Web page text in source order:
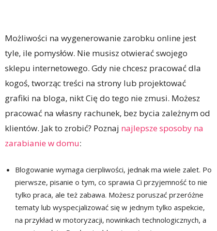
Możliwości na wygenerowanie zarobku online jest
tyle, ile pomysłów. Nie musisz otwierać swojego
sklepu internetowego. Gdy nie chcesz pracować dla
kogoś, tworząc treści na strony lub projektować
grafiki na bloga, nikt Cię do tego nie zmusi. Możesz
pracować na własny rachunek, bez bycia zależnym od
klientów. Jak to zrobić? Poznaj najlepsze sposoby na
zarabianie w domu:
Blogowanie wymaga cierpliwości, jednak ma wiele zalet. Po
pierwsze, pisanie o tym, co sprawia Ci przyjemność to nie
tylko praca, ale też zabawa. Możesz poruszać przeróżne
tematy lub wyspecjalizować się w jednym tylko aspekcie,
na przykład w motoryzacji, nowinkach technologicznych, a